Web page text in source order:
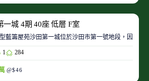
一城 4期 40座 低層 F室
藍籌屋苑沙田第一城位於沙田市第一號地段，因此
1 284
@$46